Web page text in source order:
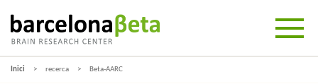
Inici recerca Beta-AARC